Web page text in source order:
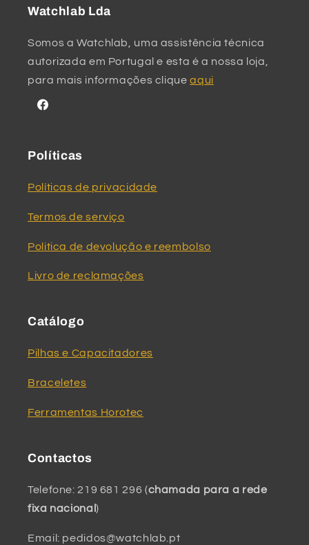
Watchlab Lda
Somos a Watchlab, uma assistência técnica
autorizada em Portugal e esta é a nossa loja,
para mais informações cliqueaqui
Facebook
Políticas
Políticas de privacidade
Termos de serviço
Politica de devolução e reembolso
Livro de reclamações
Catálogo
Pilhas e Capacitadores
Braceletes
Ferramentas Horotec
Contactos
Telefone: 219 681 296 (chamada para a rede
fixa nacional)
Email: pedidos@watchlab.pt